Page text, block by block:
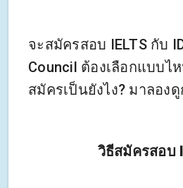
จะสมัครสอบ IELTS กับ
Council ต้องเลือกแบบไ
สมัครเป็นยังไง? มาลองดู
วิธีสมัครสอบ